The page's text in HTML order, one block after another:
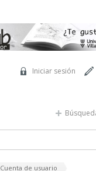
Iniciar sesión
Cuenta de usuario